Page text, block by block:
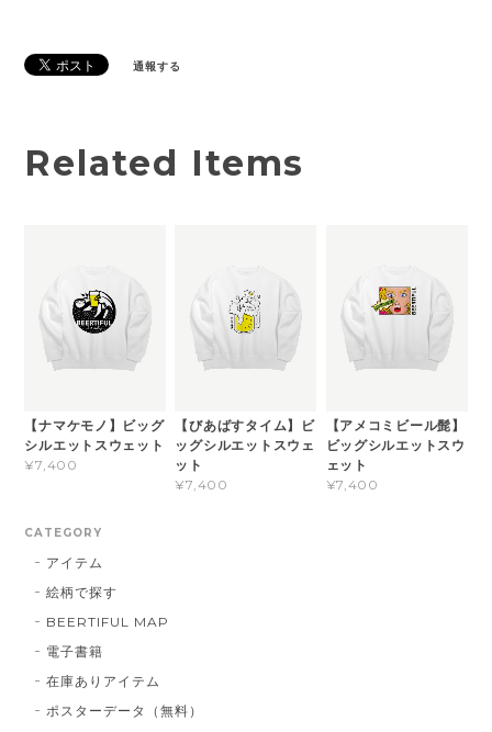
通報する
Related Items
【ナマケモノ】ビッグ
シルエットスウェット
¥7,400
【びあばすタイム】ビ
ッグシルエットスウェ
ット
¥7,400
【アメコミビール髭】
ビッグシルエットスウ
ェット
¥7,400
CATEGORY
アイテム
絵柄で探す
BEERTIFUL MAP
電子書籍
在庫ありアイテム
ポスターデータ（無料）